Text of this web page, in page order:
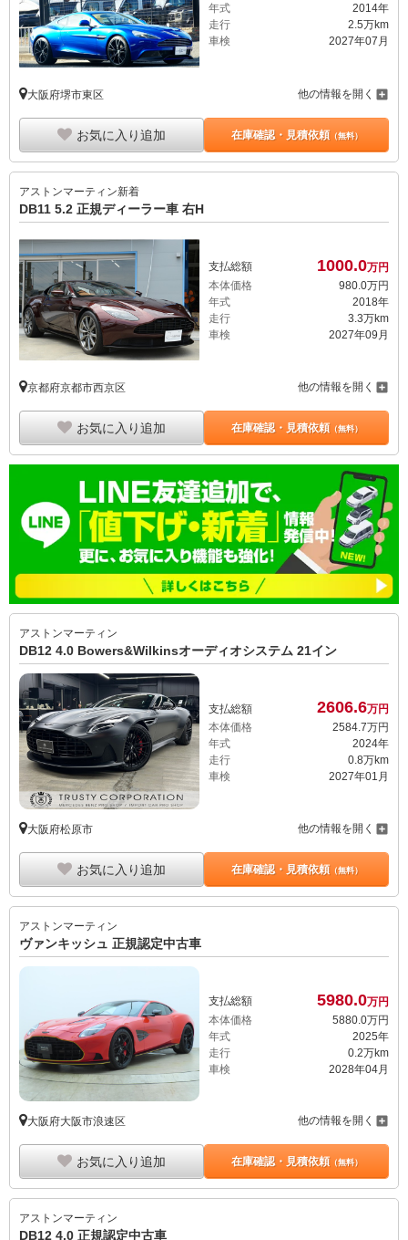
年式
2014年
走行
2.5万km
車検
2027年07月
大阪府堺市東区 他の情報を開く
お気に入り追加 在庫確認・見積依頼（無料）
アストンマーティン新着
DB11 5.2 正規ディーラー車 右H
支払総額 1000.0万円
本体価格
980. 0万円
年式
2018年
走行
3.3万km
車検
2027年09月
京都府京都市西京区 他の情報を開く
お気に入り追加 在庫確認・見積依頼（無料）
アストンマーティン
DB12 4.0 Bowers&Wilkinsオーディオシステム 21イン
支払総額 2606.6万円
本体価格
2584.7万円
年式
2024年
走行
0.8万km
車検
2027年01月
大阪府松原市 他の情報を開く
お気に入り追加 在庫確認・見積依頼（無料）
アストンマーティン
ヴァンキッシュ 正規認定中古車
支払総額 5980.0万円
本体価格
5880. 0万円
年式
2025年
走行
0.2万km
車検
2028年04月
大阪府大阪市浪速区 他の情報を開く
お気に入り追加 在庫確認・見積依頼（無料）
アストンマーティン
DB12 4.0 正規認定中古車